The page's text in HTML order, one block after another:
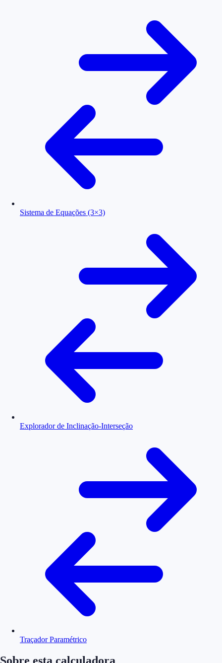
Sistema de Equações (3×3)
Explorador de Inclinação-Interseção
Traçador Paramétrico
Sobre esta calculadora